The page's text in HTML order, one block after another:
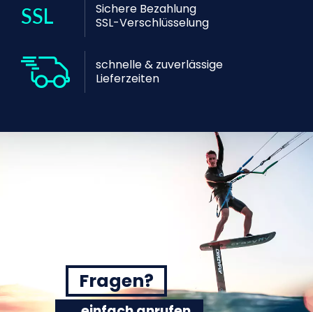
Sichere Bezahlung
SSL-Verschlüsselung
schnelle & zuverlässige
Lieferzeiten
Fragen?